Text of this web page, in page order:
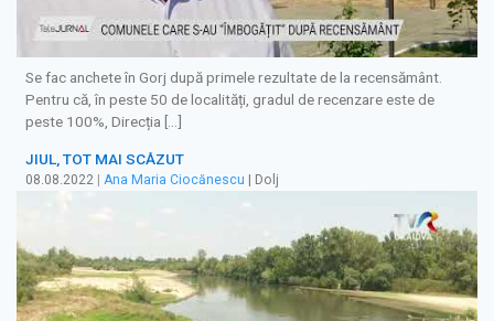
Se fac anchete în Gorj după primele rezultate de la recensământ.
Pentru că, în peste 50 de localități, gradul de recenzare este de
peste 100%, Direcția […]
JIUL, TOT MAI SCĂZUT
08.08.2022 Ana Maria Ciocănescu | Dolj